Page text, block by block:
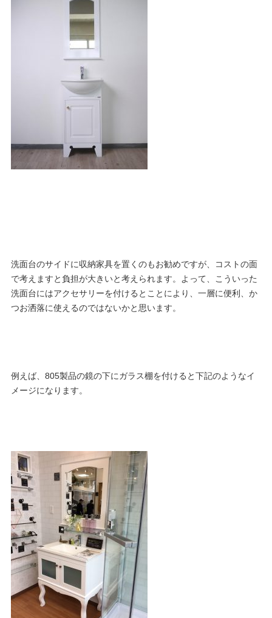
洗面台のサイドに収納家具を置くのもお勧めですが、コストの面
で考えますと負担が大きいと考えられます。よって、こういった
洗面台にはアクセサリーを付けるとことにより、一層に便利、か
つお洒落に使えるのではないかと思います。
例えば、805製品の鏡の下にガラス棚を付けると下記のようなイ
メージになります。